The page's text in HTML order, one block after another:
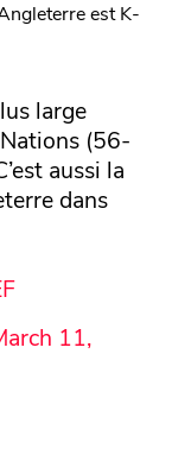
est K-
large
(56-
aussi la
dans
11,